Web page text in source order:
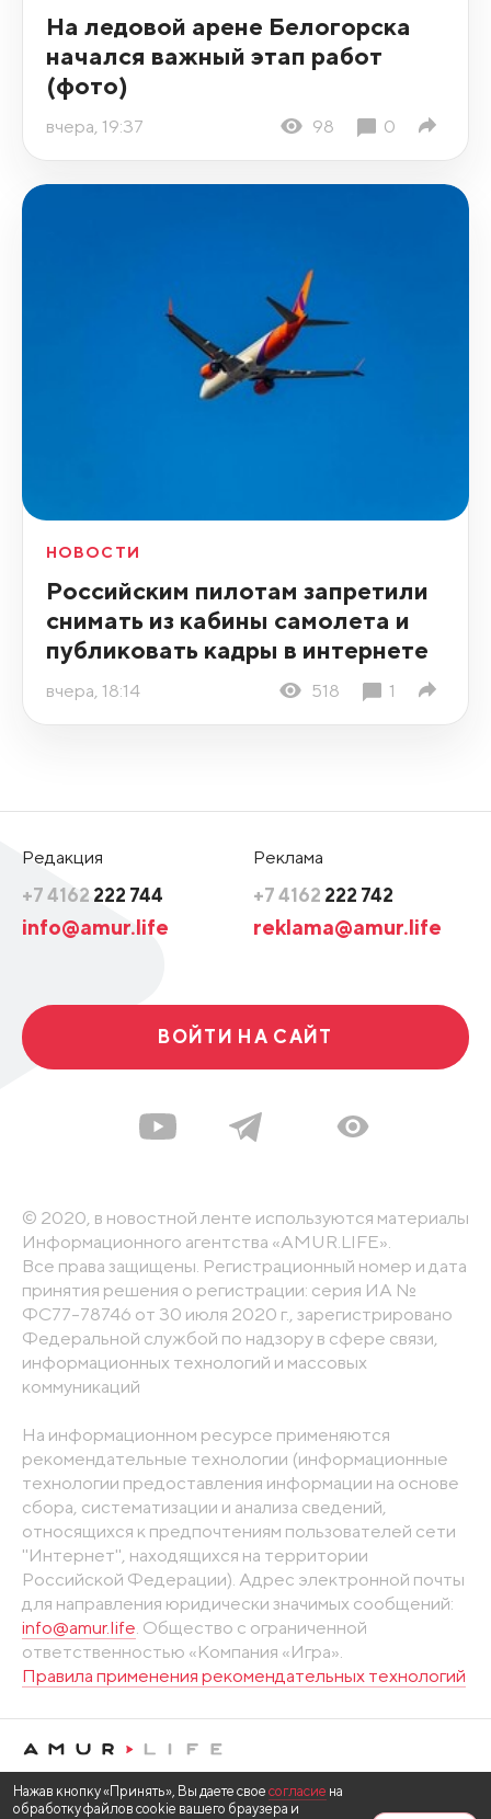
На ледовой арене Белогорска
начался важный этап работ
(фото)
вчера, 19:37 98 0
НОВОСТИ
Российским пилотам запретили
снимать из кабины самолета и
публиковать кадры в интернете
вчера, 18:14 518 1
Редакция
+7 4162 222 744
info@amur.life
Реклама
+7 4162 222 742
reklama@amur.life
ВОЙТИ НА САЙТ
© 2020, в новостной ленте используются материалы
Информационного агентства «AMUR.LIFE».
Все права защищены. Регистрационный номер и дата
принятия решения о регистрации: серия ИА №
ФС77-78746 от 30 июля 2020 г., зарегистрировано
Федеральной службой по надзору в сфере связи,
информационных технологий и массовых
коммуникаций
На информационном ресурсе применяются
рекомендательные технологии (информационные
технологии предоставления информации на основе
сбора, систематизации и анализа сведений,
относящихся к предпочтениям пользователей сети
"Интернет", находящихся на территории
Российской Федерации). Адрес электронной почты
для направления юридически значимых сообщений:
info@amur.life. Общество с ограниченной
ответственностью «Компания «Игра».
Правила применения рекомендательных технологий
Нажав кнопку «Принять», Вы даете свое согласие на
обработку файлов cookie вашего браузера и